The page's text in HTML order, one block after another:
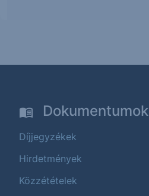
Dokumentumok
Díjjegyzékek
Hirdetmények
Közzétételek